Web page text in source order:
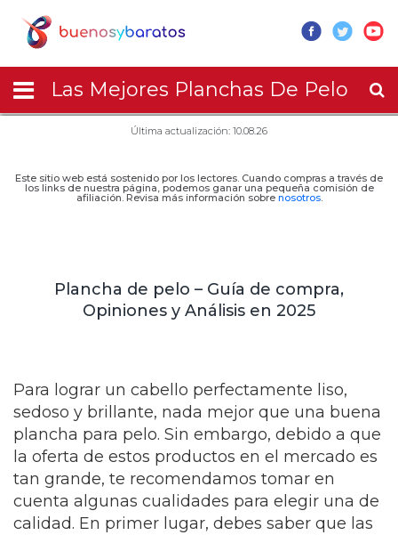
Las Mejores Planchas De Pelo
Última actualización: 10.08.26
Este sitio web está sostenido por los lectores. Cuando compras a través de
los links de nuestra página, podemos ganar una pequeña comisión de
afiliación. Revisa más información sobre nosotros.
Plancha de pelo – Guía de compra,
Opiniones y Análisis en 2025
Para lograr un cabello perfectamente liso,
sedoso y brillante, nada mejor que una buena
plancha para pelo. Sin embargo, debido a que
la oferta de estos productos en el mercado es
tan grande, te recomendamos tomar en
cuenta algunas cualidades para elegir una de
calidad. En primer lugar, debes saber que las